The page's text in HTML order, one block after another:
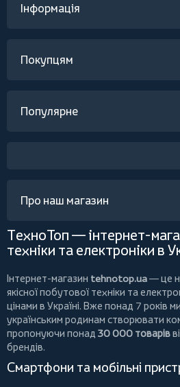
Інформація
Покупцям
Популярне
Про наш магазин
ТехноТоп — інтернет-
техніки та електроніки в
Інтернет-магазин tehnotop.ua— це
якісної побутової техніки та
цінами в Україні. Вже понад 7 років
українським родинам створювати
пропонуючи понад 30 000 товарів
брендів.
Смартфони та мобільні